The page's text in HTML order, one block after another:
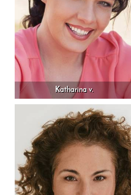
Katharina v.